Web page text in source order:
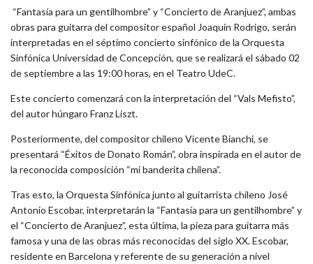
“Fantasía para un gentilhombre” y “Concierto de Aranjuez”, ambas
obras para guitarra del compositor español Joaquín Rodrigo, serán
interpretadas en el séptimo concierto sinfónico de la Orquesta
Sinfónica Universidad de Concepción, que se realizará el sábado 02
de septiembre a las 19:00 horas, en el Teatro UdeC.
Este concierto comenzará con la interpretación del “Vals Mefisto”,
del autor húngaro Franz Liszt.
Posteriormente, del compositor chileno Vicente Bianchi, se
presentará “Éxitos de Donato Román”, obra inspirada en el autor de
la reconocida composición “mi banderita chilena”.
Tras esto, la Orquesta Sinfónica junto al guitarrista chileno José
Antonio Escobar, interpretarán la “Fantasía para un gentilhombre” y
el “Concierto de Aranjuez”, esta última, la pieza para guitarra más
famosa y una de las obras más reconocidas del siglo XX. Escobar,
residente en Barcelona y referente de su generación a nivel